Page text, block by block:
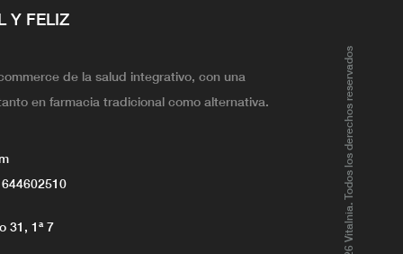
Y FELIZ
de la salud integrativo, con una
en farmacia tradicional como alternativa.
31, 1ª 7
@2026 Vitalnia. Todos los derechos reservados